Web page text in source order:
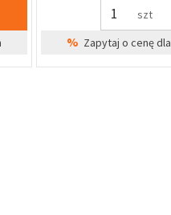
%Zapytaj o cenę